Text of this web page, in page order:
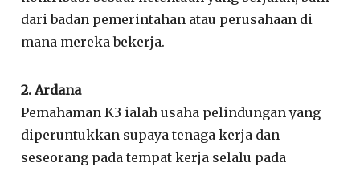
dari badan pemerintahan atau perusahaan di
mana mereka bekerja.
2. Ardana
Pemahaman K3 ialah usaha pelindungan yang
diperuntukkan supaya tenaga kerja dan
seseorang pada tempat kerja selalu pada